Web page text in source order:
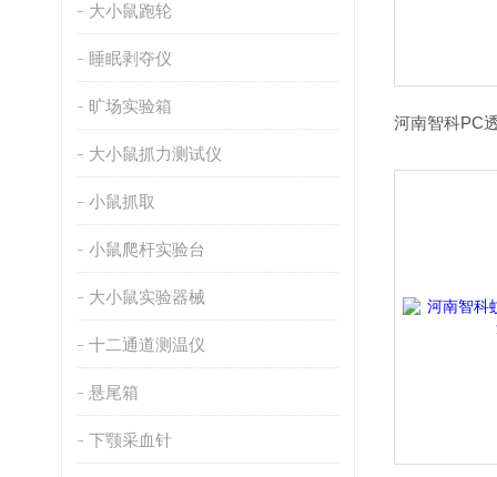
大小鼠跑轮
睡眠剥夺仪
旷场实验箱
大小鼠抓力测试仪
小鼠抓取
小鼠爬杆实验台
大小鼠实验器械
十二通道测温仪
悬尾箱
下颚采血针